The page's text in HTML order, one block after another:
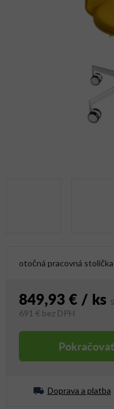
otočná pracovná stolička
849,93 € / ks
691 € bez DPH
Doprava a platba